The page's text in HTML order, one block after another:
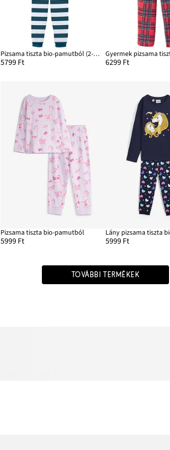
Pizsama tiszta bio-pamutból (2-részes szett)
5799 Ft 6299 Ft
Pizsama tiszta bio-pamutból
5999 Ft 5999 Ft
TOVÁBBI TERMÉKEK